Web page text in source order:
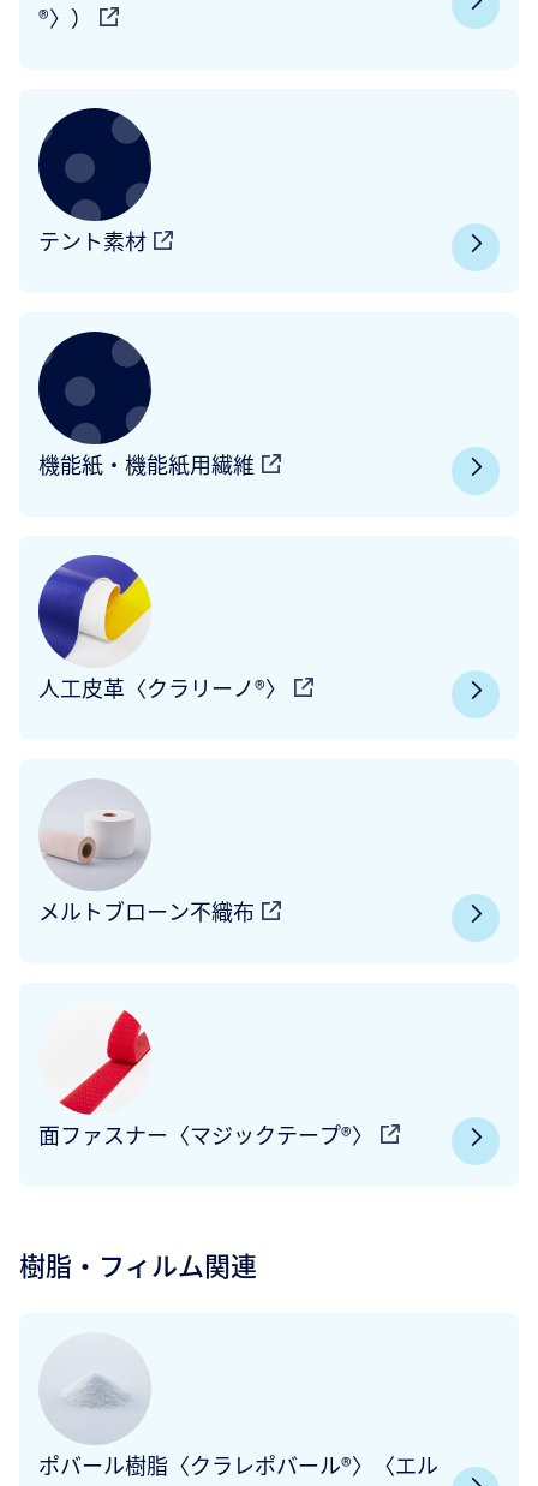
®〉）
テント素材
機能紙・機能紙用繊維
人工皮革〈クラリーノ®〉
メルトブローン不織布
面ファスナー〈マジックテープ®〉
樹脂・フィルム関連
ポバール樹脂〈クラレポバール®〉〈エル